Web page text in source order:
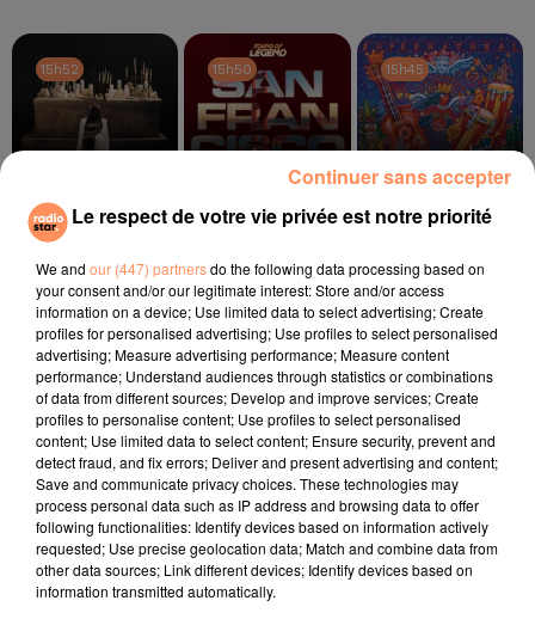
15h52
15h52
TOVE LO, STROMAE
Des Fleurs
15h50
15h50
SOUND OF LEGEND
15h45
15h45
SANTANA
l'horoscope
Bélier Taureau Gémeaux
Le respect de votre vie privée est notre priorité
We and our (447) partnersdo the following data processing based on
your consent and/or our legitimate interest: Store and/or access
information on a device; Use limited data to select advertising; Create
profiles for personalised advertising; Use profiles to select personalised
advertising; Measure advertising performance; Measure content
performance; Understand audiences through statistics or combinations
of data from different sources; Develop and improve services; Create
profiles to personalise content; Use profiles to select personalised
content; Use limited data to select content; Ensure security, prevent and
detect fraud, and fix errors; Deliver and present advertising and content;
Save and communicate privacy choices. These technologies may
process personal data such as IP address and browsing data to offer
following functionalities: Identify devices based on information actively
requested; Use precise geolocation data; Match and combine data from
other data sources; Link different devices; Identify devices based on
information transmitted automatically.
Continuer sans accepter